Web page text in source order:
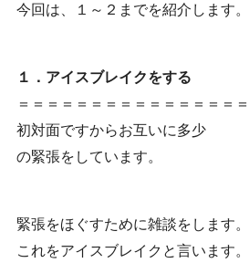
今回は、１～２までを紹介します。
１．アイスブレイクをする
＝＝＝＝＝＝＝＝＝＝＝＝＝＝＝＝
初対面ですからお互いに多少
の緊張をしています。
緊張をほぐすために雑談をします。
これをアイスブレイクと言います。